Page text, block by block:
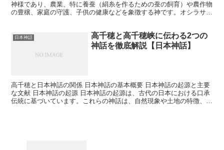
神様であり、農業、特に養蚕（絹糸を作るための蚕の飼育）や農作物
の豊穣、家庭の守護、子供の健康などを象徴する神です。オシラサマ
日本神話
高千穂と高千穂峡に伝わる2つの
神話を徹底解説【日本神話】
高千穂と日本神話の関係 日本神話の基本概要 日本神話の起源と主要
な文献 日本神話の起源 日本神話の起源は、古代の日本における口承
伝統に基づいています。これらの神話は、自然現象や土地の特徴、